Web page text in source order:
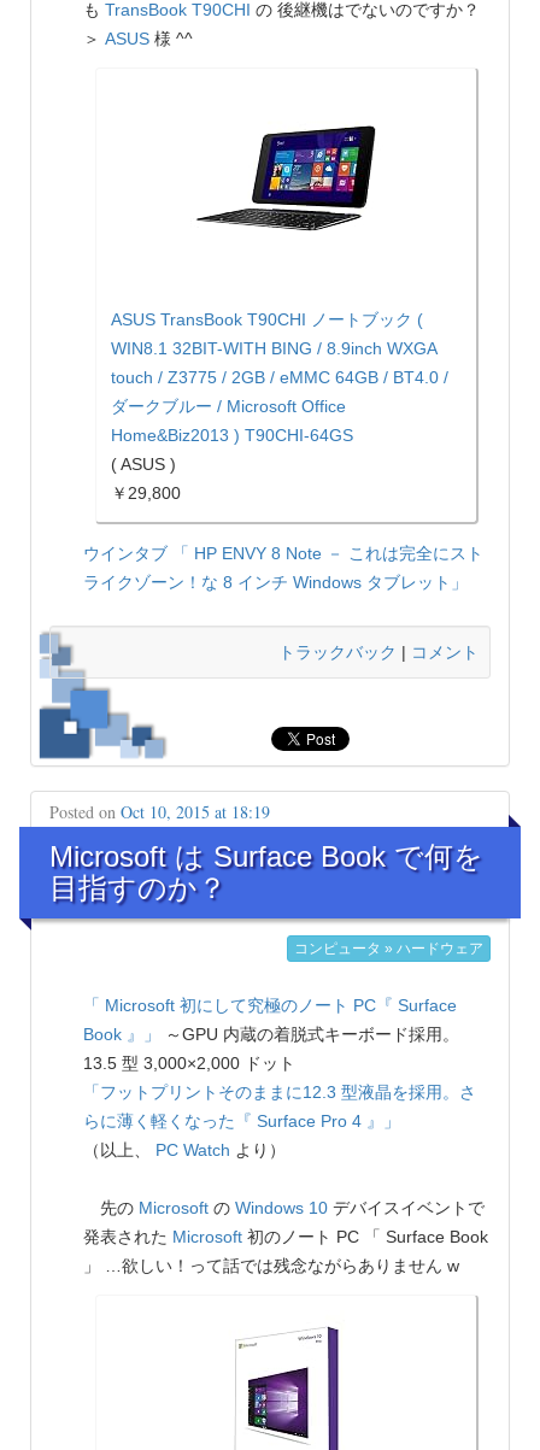
も TransBook T90CHI の 後継機はでないのですか？
＞ ASUS 様 ^^
ASUS TransBook T90CHI ノートブック (
WIN8.1 32BIT-WITH BING / 8.9inch WXGA
touch / Z3775 / 2GB / eMMC 64GB / BT4.0 /
ダークブルー / Microsoft Office
Home&Biz2013 ) T90CHI-64GS
( ASUS )
￥29,800
ウインタブ
「 HP ENVY 8 Note － これは完全にスト
ライクゾーン！な 8 インチ Windows タブレット」
トラックバック | コメント
Posted on Oct 10, 2015 at 18:19
Microsoft は Surface Book で何を
目指すのか？
コンピュータ » ハードウェア
「 Microsoft 初にして究極のノート PC『 Surface
Book 』」
～GPU 内蔵の着脱式キーボード採用。
13.5 型 3,000×2,000 ドット
「フットプリントそのままに12.3 型液晶を採用。さ
らに薄く軽くなった『 Surface Pro 4 』」
（以上、 PC Watch より）
先の Microsoft の Windows 10 デバイスイベントで
発表された Microsoft 初のノート PC 「 Surface Book
」 …欲しい！って話では残念ながらありません w